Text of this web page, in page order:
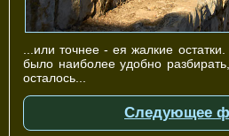
...или точнее - ея жалкие
было наиболее удобно
осталось...
Следующее